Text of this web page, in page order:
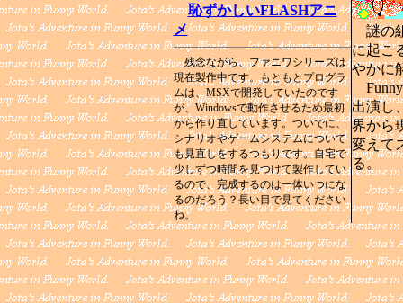
恥ずかしいFLASHアニ
メ
残念ながら、ファニワシリーズは
現在製作中です。もともとプログラ
ムは、MSXで開発していたのです
が、Windowsで動作させるため最初
から作り直しています。ついでに、
シナリオやゲームシステムについて
も見直しをするつもりです。自宅で
少しずつ時間を見つけて製作してい
るので、完成するのは一体いつにな
るのだろう？長い目で見てください
ね。
謎の
に起こ
やかに
Funny
出演し
界から
変えて
る。